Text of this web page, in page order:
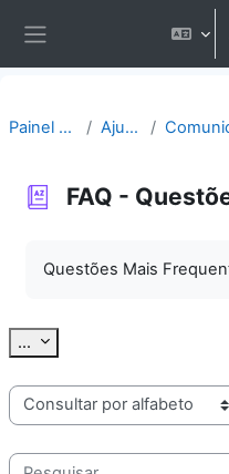
Painel do utilizador Ajuda | Apoio
FAQ -
Questões Mais
... Exportar termos
Consulte o glossário usando
Pesquisar